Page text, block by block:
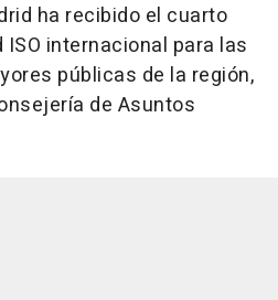
ha recibido el cuarto
internacional para las
públicas de la región,
de Asuntos